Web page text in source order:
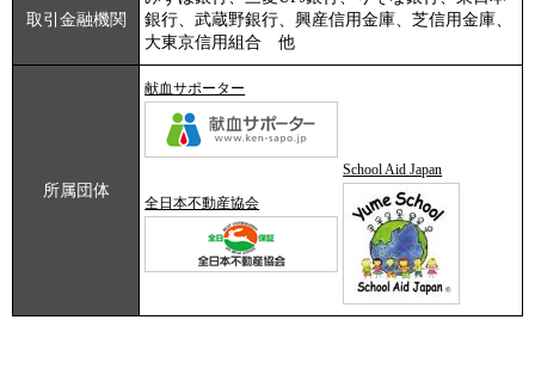
取引金融機関
銀行、武蔵野銀行、興産信用金庫、芝信用金庫、
大東京信用組合 他
所属団体
献血サポーター
全日本不動産協会
School Aid Japan